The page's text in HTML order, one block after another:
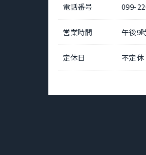
電話番号 099-
営業時間 午後9
定休日 不定休